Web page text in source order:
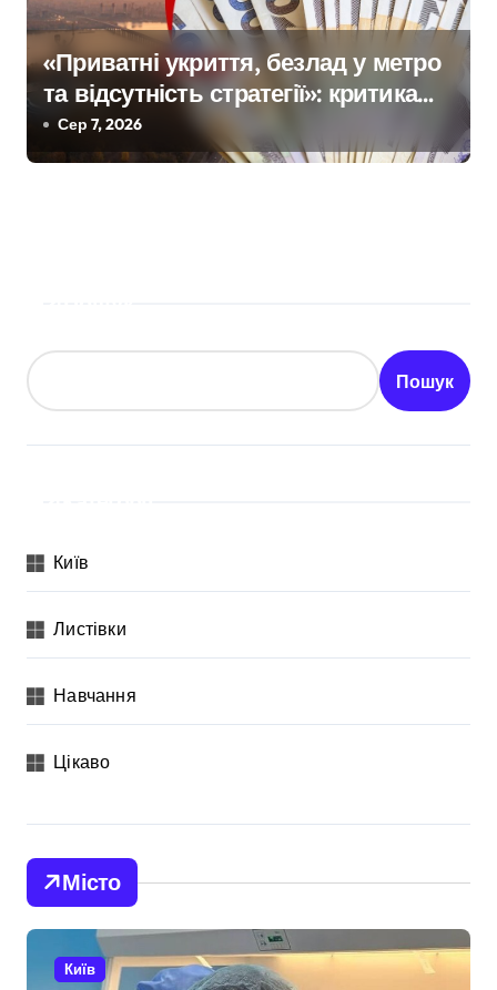
«Приватні укриття, безлад у метро
та відсутність стратегії»: критика
політики безпеки Києва
Сер 7, 2026
Пошук
Київ
Листівки
Навчання
Цікаво
Місто
Київ